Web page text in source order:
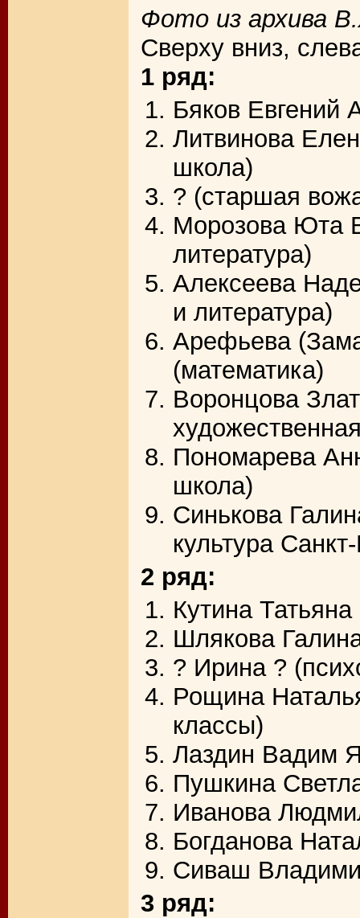
Фото из архива
Сверху вниз,
1 ряд:
Бяков Евгений
Литвинова
школа)
? (старшая
Морозова Юта
литература)
Алексеева
и литература)
Арефьева
(математика)
Воронцова
Пономарева
школа)
Синькова
культура
2 ряд:
Кутина
Шлякова
? Ирина ?
Рощина
классы)
Лаздин Вадим
Пушкина
Иванова
Богданова
Сиваш
3 ряд: